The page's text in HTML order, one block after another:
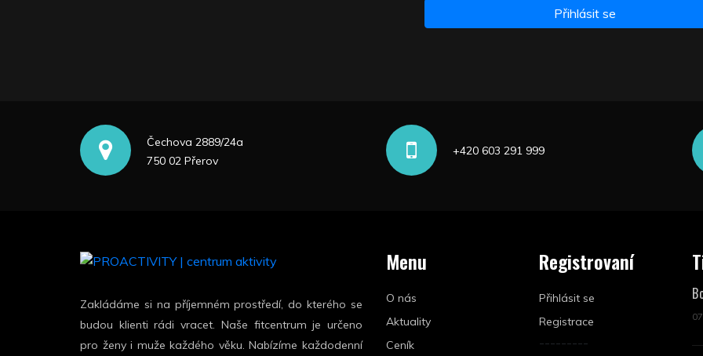
Přihlásit se
Čechova 2889/24a
750 02 Přerov
+420 603 291 999
Zakládáme si na příjemném prostředí, do kterého se
budou klienti rádi vracet. Naše fitcentrum je určeno
pro ženy i muže každého věku. Nabízíme každodenní
Menu
O nás
Aktuality
Ceník
Registrovaní
Přihlásit se
Registrace
---------